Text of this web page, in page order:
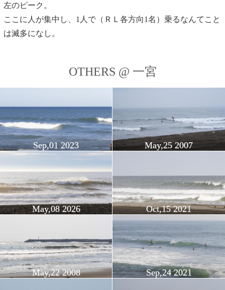
左のピーク。
ここに人が集中し、1人で（ＲＬ各方向1名）乗るなんてこと
は滅多になし。
OTHERS @ 一宮
Sep,01 2023 May,25 2007
May,08 2026 Oct,15 2021
May,22 2008 Sep,24 2021